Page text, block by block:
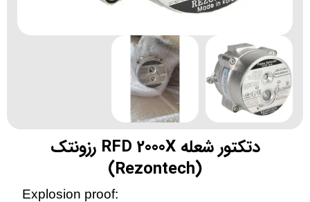
دتکتور شعله RFD 2000X رزونتک
(Rezontech)
Explosion proof: